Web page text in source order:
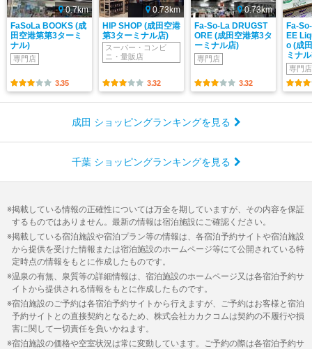
0.7km
FaSoLa BOOKS (成
田空港第第3ターミ
ナル)
専門店
3.35
0.73km
HIP SHOP (成田空港
第3ターミナル店)
スーパー・コンビ
ニ・量販店
3.32
0.73km
Fa-So-La DRUGST
ORE (成田空港第3タ
ーミナル店)
専門店
3.32
Fa-
EE
o (成
ミナ
専門店
成田 ショッピングランキングを見る
千葉 ショッピングランキングを見る
掲載している情報の正確性については万全を期していますが、その内容を保証
するものではありません。最新の情報は宿泊施設にご確認ください。
掲載している宿泊施設や宿泊プラン等の情報は、各宿泊予約サイトや宿泊施設
から提供を受けた情報または宿泊施設のホームページ等にて公開されている特
定時点の情報をもとに作成したものです。
温泉の有無、泉質等の詳細情報は、宿泊施設のホームページ又は各宿泊予約サ
イトから提供される情報をもとに作成したものです。
宿泊施設のご予約は各宿泊予約サイトから行えますが、ご予約はお客様と宿泊
予約サイトとの直接契約となるため、株式会社カカクコムは契約の不履行や損
害に関して一切責任を負いかねます。
宿泊施設の価格や空室状況は常に変動しています。ご予約の際は各宿泊予約サ